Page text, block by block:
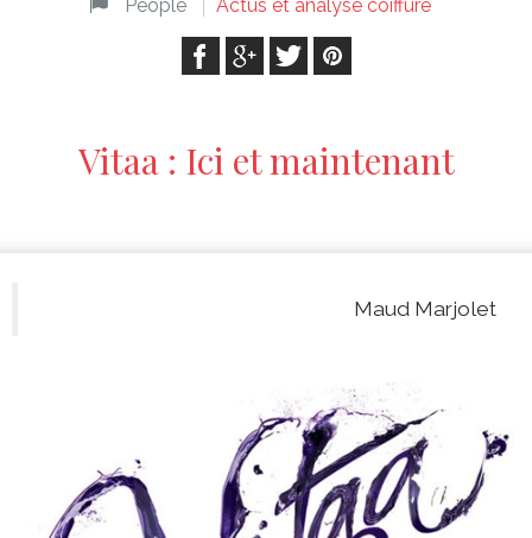
People Actus et analyse coiffure
Vitaa : Ici et maintenant
Maud Marjolet